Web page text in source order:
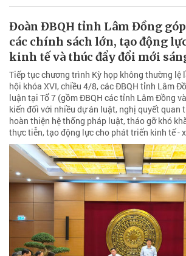
Đoàn ĐBQH tỉnh Lâm Đồng
các chính sách lớn, tạo động
kinh tế và thúc đẩy đổi mới
Tiếp tục chương trình Kỳ họp không thường lệ
hội khóa XVI, chiều 4/8, các ĐBQH tỉnh Lâm
luận tại Tổ 7 (gồm ĐBQH các tỉnh Lâm Đồng
kiến đối với nhiều dự án luật, nghị quyết quan
hoàn thiện hệ thống pháp luật, tháo gỡ khó
thực tiễn, tạo động lực cho phát triển kinh tế -